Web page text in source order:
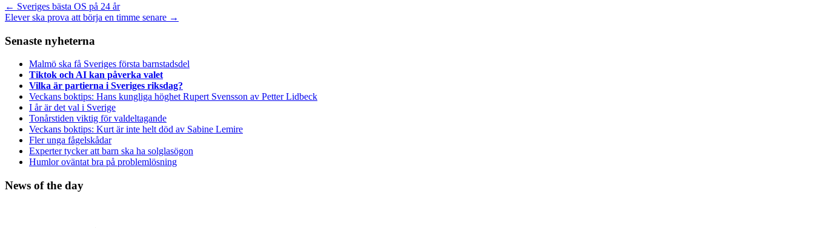
← Sveriges bästa OS på 24 år
Elever ska prova att börja en timme senare →
Senaste nyheterna
Malmö ska få Sveriges första barnstadsdel
Tiktok och AI kan påverka valet
Vilka är partierna i Sveriges riksdag?
Veckans boktips: Hans kungliga höghet Rupert Svensson av Petter Lidbeck
I år är det val i Sverige
Tonårstiden viktig för valdeltagande
Veckans boktips: Kurt är inte helt död av Sabine Lemire
Fler unga fågelskådar
Experter tycker att barn ska ha solglasögon
Humlor oväntat bra på problemlösning
News of the day